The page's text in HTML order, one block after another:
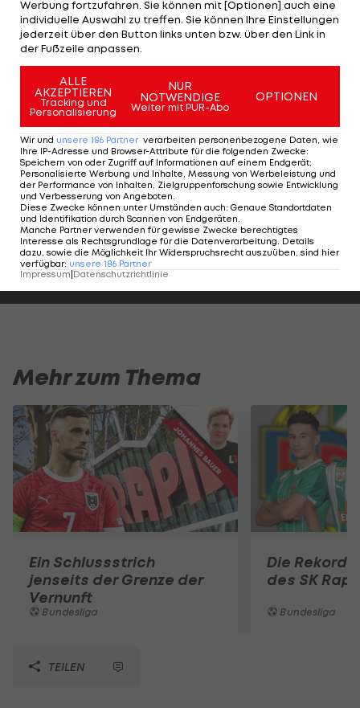
Pogon Stettin und Teplice (jeweils 22. Jänner) -
haben die Hütteldorfer in ihrem Camp an der
türkischen Riviera geplant.
"Keine
Wunderdinge!"
Das will SCR
von Demir
sehen
Bundesliga
Der legendäre Durchmarsch des FC
Wacker Tirol I #Zwarakonferenz History
Am Stammtisch
Mehr zum Thema
Ein Schlussstrich
jenseits der Grenze der
Vernunft
Bundesliga
Die Rekord-
des SK
Bundesliga
TEILEN
Werbung fortzufahren. Sie können mit [Optionen] auch eine
individuelle Auswahl zu treffen. Sie können Ihre Einstellungen
jederzeit über den Button links unten bzw. über den Link in
der Fußzeile anpassen.
ALLE
AKZEPTIEREN
Tracking und
Personalisierung
NUR
NOTWENDIGE
Weiter mit PUR-Abo
OPTIONEN
Wir und unsere 186 Partner verarbeiten personenbezogene Daten, wie
Ihre IP-Adresse und Browser-Attribute für die folgenden Zwecke:
Speichern von oder Zugriff auf Informationen auf einem Endgerät;
Personalisierte Werbung und Inhalte, Messung von Werbeleistung und
der Performance von Inhalten, Zielgruppenforschung sowie Entwicklung
und Verbesserung von Angeboten
Diese Zwecke können unter Umständen auch: Genaue Standortdaten
und Identifikation durch Scannen von Endgeräten
Manche Partner verwenden für gewisse Zwecke berechtigtes
Interesse als Rechtsgrundlage für die Datenverarbeitung. Details
dazu, sowie die Möglichkeit Ihr Widerspruchsrecht auszuüben, sind hier
verfügbar: unsere 186 Partner
Impressum|Datenschutzrichtlinie